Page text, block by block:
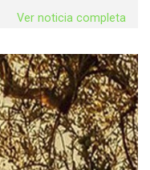
Ver noticia completa